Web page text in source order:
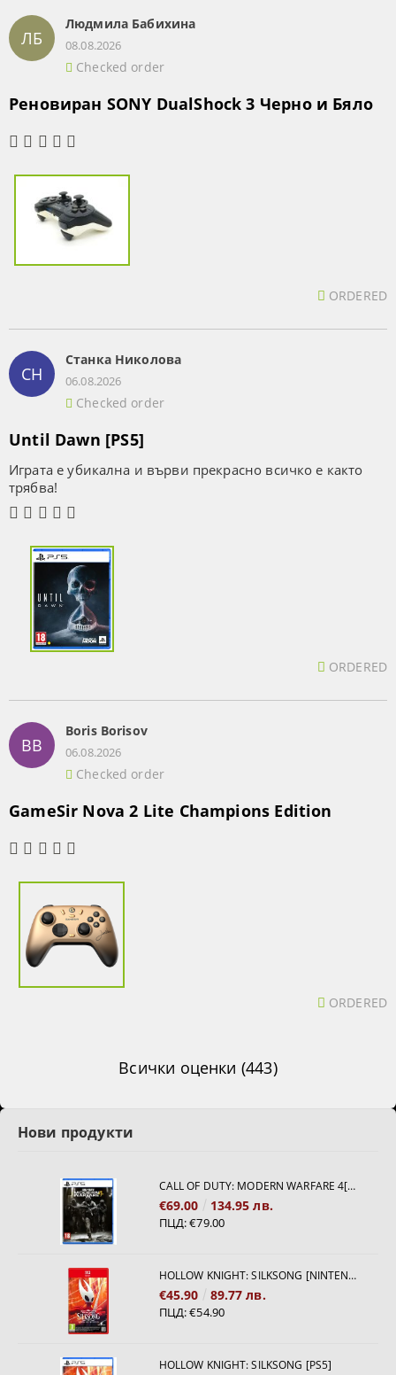
ЛБ
Людмила Бабихина
08.08.2026
Checked order
Реновиран SONY DualShock 3 Черно и Бяло
ORDERED
СН
Станка Николова
06.08.2026
Checked order
Until Dawn [PS5]
Играта е убикална и върви прекрасно всичко е както
трябва!
ORDERED
BB
Boris Borisov
06.08.2026
Checked order
GameSir Nova 2 Lite Champions Edition
ORDERED
Всички оценки (443)
Нови продукти
CALL OF DUTY: MODERN WARFARE 4[PS5]
€69.00 134.95 лв.
ПЦД:€79.00
HOLLOW KNIGHT: SILKSONG [NINTENDO SWITCH 2]
€45.90 89.77 лв.
ПЦД:€54.90
HOLLOW KNIGHT: SILKSONG [PS5]